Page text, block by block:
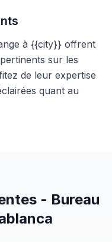
à {{city}} offrent
sur les
de leur expertise
quant au
- Bureau